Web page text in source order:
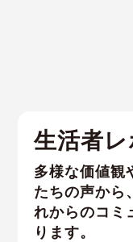
生活者レ
多様な価値観
たちの声から
れからのコミ
ります。